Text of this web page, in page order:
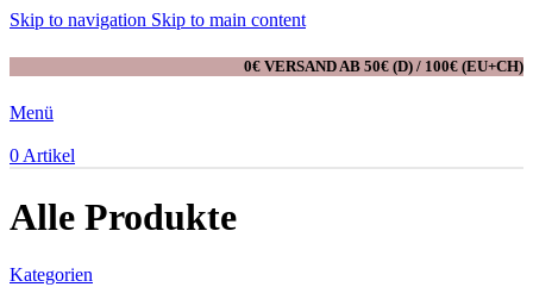
Skip to navigation Skip to main content
0€ VERSAND AB 50€ (D) / 100€ (EU+CH)
Menü
0 Artikel
Alle Produkte
Kategorien